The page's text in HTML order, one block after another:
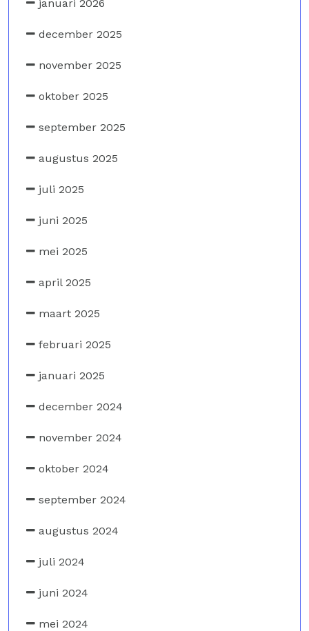
januari 2026
december 2025
november 2025
oktober 2025
september 2025
augustus 2025
juli 2025
juni 2025
mei 2025
april 2025
maart 2025
februari 2025
januari 2025
december 2024
november 2024
oktober 2024
september 2024
augustus 2024
juli 2024
juni 2024
mei 2024